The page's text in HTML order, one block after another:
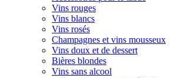
Vins rouges
Vins blancs
Vins rosés
Champagnes et vins mousseux
Vins doux et de dessert
Bières blondes
Vins sans alcool